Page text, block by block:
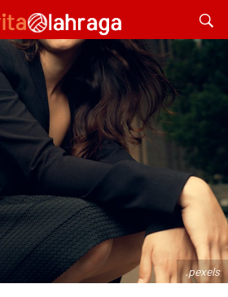
.pexels